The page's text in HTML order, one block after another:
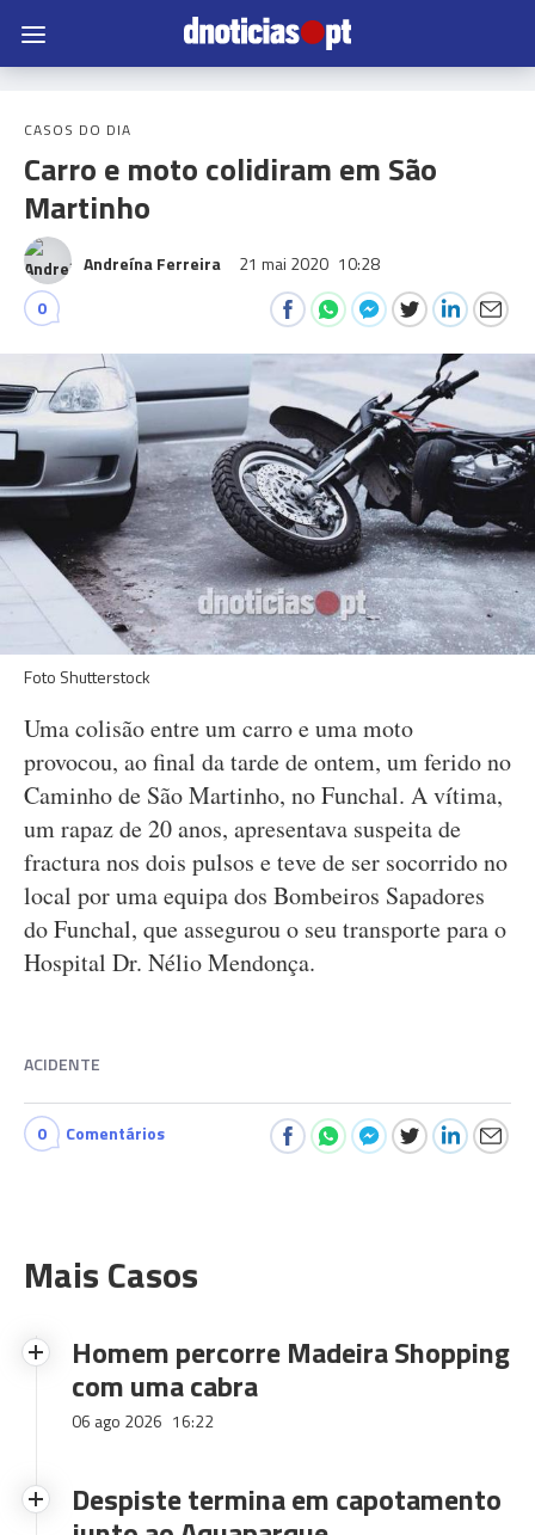
CASOS DO DIA
Carro e moto colidiram em São
Martinho
Andreína Ferreira 21 mai 2020 10:28
0
Foto Shutterstock
Uma colisão entre um carro e uma moto
provocou, ao final da tarde de ontem, um ferido no
Caminho de São Martinho, no Funchal. A vítima,
um rapaz de 20 anos, apresentava suspeita de
fractura nos dois pulsos e teve de ser socorrido no
local por uma equipa dos Bombeiros Sapadores
do Funchal, que assegurou o seu transporte para o
Hospital Dr. Nélio Mendonça.
ACIDENTE
0 Comentários
Mais Casos
Homem percorre Madeira Shopping
com uma cabra
06 ago 2026 16:22
Despiste termina em capotamento